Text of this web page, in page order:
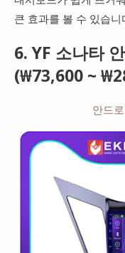
큰 효과를 볼 수 있습니
6. YF 소나타
(₩73,600 ~
안드